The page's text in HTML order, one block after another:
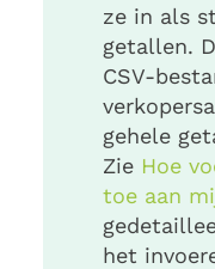
ze in als
getallen.
CSV-
gehele
Zie Hoe
toe aan
het